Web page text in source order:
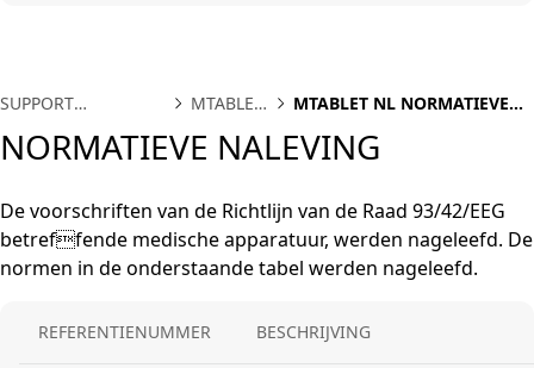
SUPPORT
MTABLET
MTABLET NL NORMATIEVE
NORMATIEVE NALEVING
De voorschriften van de Richtlijn van de Raad 93/42/EEG
betreffende medische apparatuur, werden nageleefd. De
normen in de onderstaande tabel werden nageleefd.
REFERENTIENUMMER BESCHRIJVING